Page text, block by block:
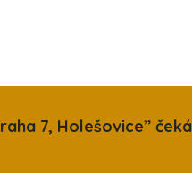
7, Holešovice”